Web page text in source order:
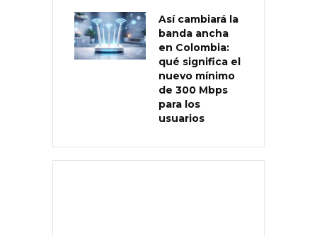
Así cambiará la
banda ancha
en Colombia:
qué significa el
nuevo mínimo
de 300 Mbps
para los
usuarios